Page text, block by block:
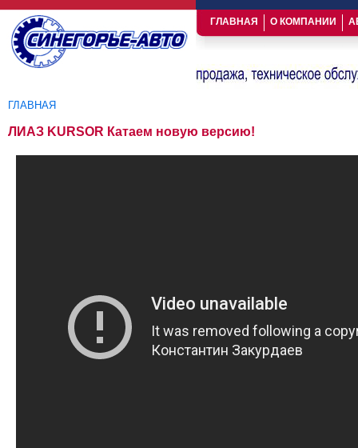
ГЛАВНАЯ О КОМПАНИИ
ГЛАВНАЯ
ЛИАЗ KURSOR Катаем новую версию!